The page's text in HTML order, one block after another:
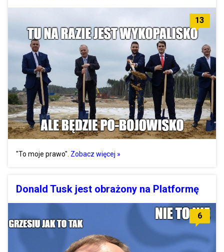
13
"To moje prawo". Zobacz więcej »
Donald Tusk jest obrażony na Platformę
6